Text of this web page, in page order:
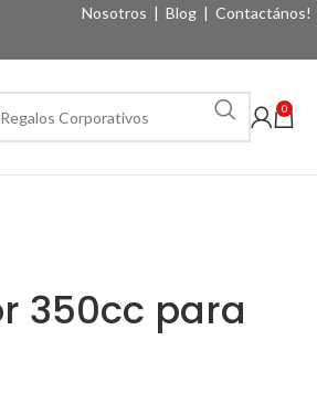
Nosotros | Blog | Contactános!
0
350cc para